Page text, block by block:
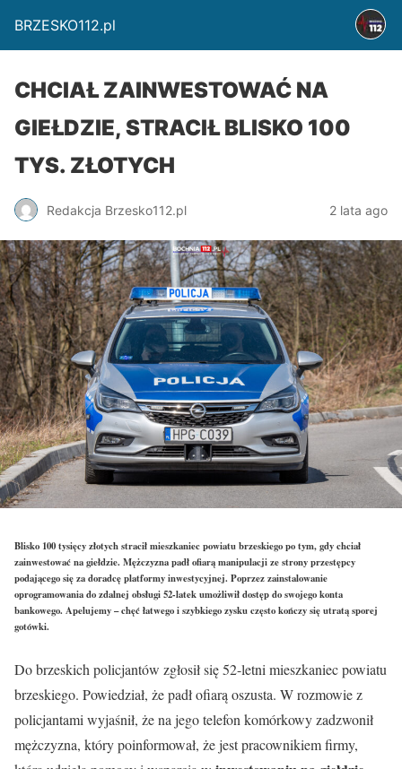
BRZESKO112.pl
CHCIAŁ ZAINWESTOWAĆ NA
GIEŁDZIE, STRACIŁ BLISKO 100
TYS. ZŁOTYCH
Redakcja Brzesko112.pl 2 lata ago
Blisko 100 tysięcy złotych stracił mieszkaniec powiatu brzeskiego po tym, gdy chciał
zainwestować na giełdzie. Mężczyzna padł ofiarą manipulacji ze strony przestępcy
podającego się za doradcę platformy inwestycyjnej. Poprzez zainstalowanie
oprogramowania do zdalnej obsługi 52-latek umożliwił dostęp do swojego konta
bankowego. Apelujemy – chęć łatwego i szybkiego zysku często kończy się utratą sporej
gotówki.
Do brzeskich policjantów zgłosił się 52-letni mieszkaniec powiatu
brzeskiego. Powiedział, że padł ofiarą oszusta. W rozmowie z
policjantami wyjaśnił, że na jego telefon komórkowy zadzwonił
mężczyzna, który poinformował, że jest pracownikiem firmy,